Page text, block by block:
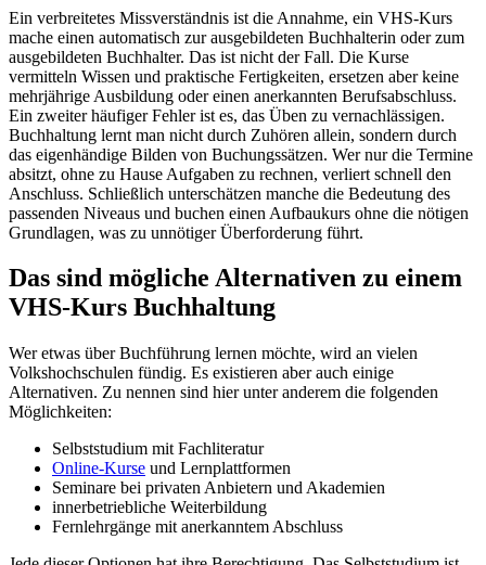
Ein verbreitetes Missverständnis ist die Annahme, ein VHS-Kurs
mache einen automatisch zur ausgebildeten Buchhalterin oder zum
ausgebildeten Buchhalter. Das ist nicht der Fall. Die Kurse
vermitteln Wissen und praktische Fertigkeiten, ersetzen aber keine
mehrjährige Ausbildung oder einen anerkannten Berufsabschluss.
Ein zweiter häufiger Fehler ist es, das Üben zu vernachlässigen.
Buchhaltung lernt man nicht durch Zuhören allein, sondern durch
das eigenhändige Bilden von Buchungssätzen. Wer nur die Termine
absitzt, ohne zu Hause Aufgaben zu rechnen, verliert schnell den
Anschluss. Schließlich unterschätzen manche die Bedeutung des
passenden Niveaus und buchen einen Aufbaukurs ohne die nötigen
Grundlagen, was zu unnötiger Überforderung führt.
Das sind mögliche Alternativen zu einem
VHS-Kurs Buchhaltung
Wer etwas über Buchführung lernen möchte, wird an vielen
Volkshochschulen fündig. Es existieren aber auch einige
Alternativen. Zu nennen sind hier unter anderem die folgenden
Möglichkeiten:
Selbststudium mit Fachliteratur
Online-Kurse und Lernplattformen
Seminare bei privaten Anbietern und Akademien
innerbetriebliche Weiterbildung
Fernlehrgänge mit anerkanntem Abschluss